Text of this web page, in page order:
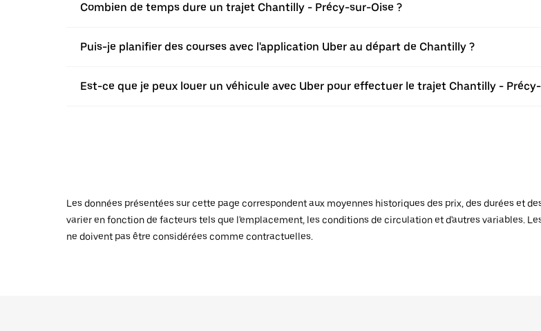
Combien de temps dure un trajet Chantilly - Précy-sur-Oise ?
Puis-je planifier des courses avec l'application Uber au départ de Chantilly ?
Est-ce que je peux louer un véhicule avec Uber pour effectuer le trajet Chantilly -
Les données présentées sur cette page correspondent aux moyennes historiques des prix, des durées et
varier en fonction de facteurs tels que l'emplacement, les conditions de circulation et d'autres variables.
ne doivent pas être considérées comme contractuelles.